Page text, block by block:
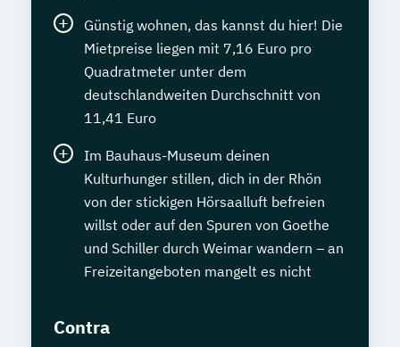
Günstig wohnen, das kannst du hier! Die
Mietpreise liegen mit 7,16 Euro pro
Quadratmeter unter dem
deutschlandweiten Durchschnitt von
11,41 Euro
Im Bauhaus-Museum deinen
Kulturhunger stillen, dich in der Rhön
von der stickigen Hörsaalluft befreien
willst oder auf den Spuren von Goethe
und Schiller durch Weimar wandern – an
Freizeitangeboten mangelt es nicht
Contra